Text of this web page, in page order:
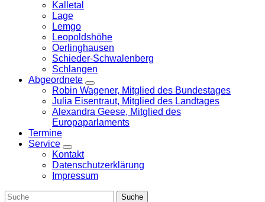
Kalletal
Lage
Lemgo
Leopoldshöhe
Oerlinghausen
Schieder-Schwalenberg
Schlangen
Abgeordnete
Zeige
Untermenü
Robin Wagener, Mitglied des Bundestages
Julia Eisentraut, Mitglied des Landtages
Alexandra Geese, Mitglied des
Europaparlaments
Termine
Service
Zeige
Untermenü
Kontakt
Datenschutzerklärung
Impressum